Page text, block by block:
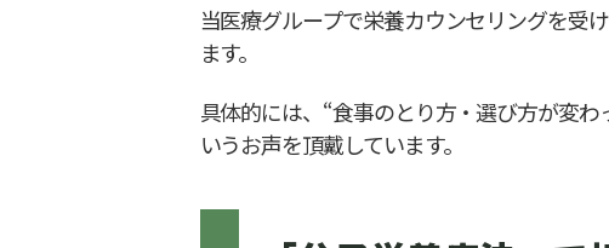
当医療グループで栄養カウンセリングを受
ます。
具体的には、“食事のとり方・選び方が変
いうお声を頂戴しています。